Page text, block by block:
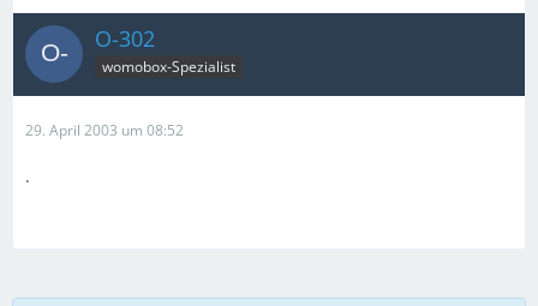
O-302
womobox-Spezialist
29. April 2003 um 08:52
.